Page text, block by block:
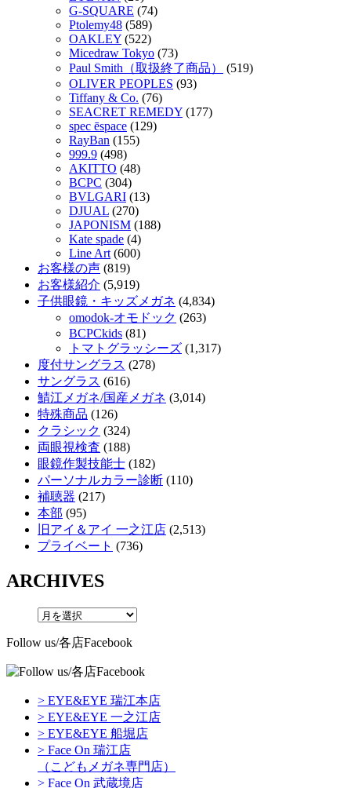
G-SQUARE (74)
Ptolemy48 (589)
OAKLEY (522)
Micedraw Tokyo (73)
Paul Smith（取扱終了商品）
(519)
OLIVER PEOPLES (93)
Tiffany & Co. (76)
SEACRET REMEDY (177)
spec ēspace (129)
RayBan (155)
999.9 (498)
AKITTO (48)
BCPC (304)
BVLGARI (13)
DJUAL (270)
JAPONISM (188)
Kate spade (4)
Line Art (600)
お客様の声 (819)
お客様紹介 (5,919)
子供眼鏡・キッズメガネ (4,834)
omodok-オモドック (263)
BCPCkids (81)
トマトグラッシーズ (1,317)
度付サングラス (278)
サングラス (616)
鯖江メガネ/国産メガネ (3,014)
特殊商品 (126)
クラシック (324)
両眼視検査 (188)
眼鏡作製技能士 (182)
パーソナルカラー診断 (110)
補聴器 (217)
本部 (95)
旧アイ＆アイ 一之江店 (2,513)
プライベート (736)
ARCHIVES
Follow us/各店Facebook
> EYE&EYE 瑞江本店
> EYE&EYE 一之江店
> EYE&EYE 船堀店
> Face On 瑞江店
（こどもメガネ専門店）
> Face On 武蔵境店